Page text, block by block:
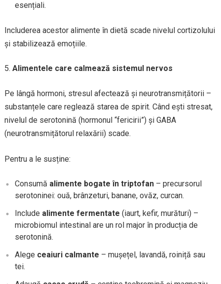
esențiali.
Includerea acestor alimente în dietă scade nivelul cortizolului
și stabilizează emoțiile.
Alimentele care calmează sistemul nervos
Pe lângă hormoni, stresul afectează și neurotransmițătorii –
substanțele care reglează starea de spirit. Când ești stresat,
nivelul de serotonină (hormonul “fericirii”) și GABA
(neurotransmițătorul relaxării) scade.
Pentru a le susține:
Consumă alimente bogate în triptofan– precursorul
serotoninei: ouă, brânzeturi, banane, ovăz, curcan.
Include alimente fermentate (iaurt, kefir, murături) –
microbiomul intestinal are un rol major în producția de
serotonină.
Alege ceaiuri calmante – mușețel, lavandă, roiniță sau
tei.